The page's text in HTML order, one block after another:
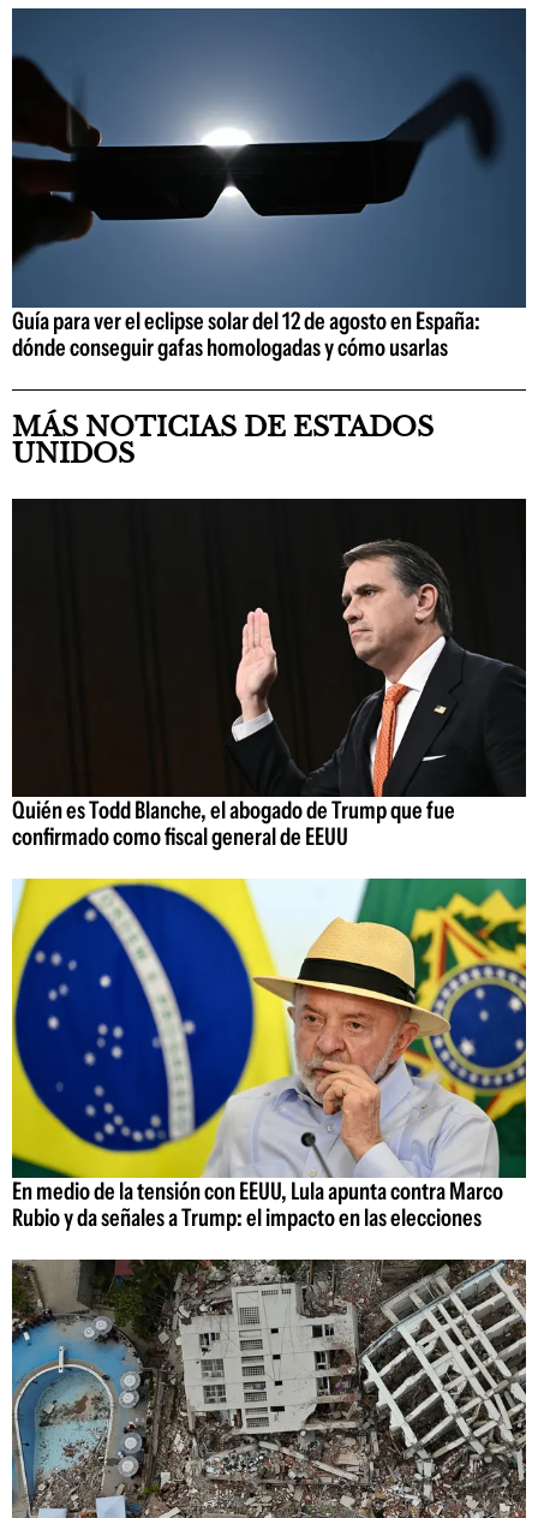
Guía para ver el eclipse solar del 12 de agosto en España:
dónde conseguir gafas homologadas y cómo usarlas
MÁS NOTICIAS DE ESTADOS
UNIDOS
Quién es Todd Blanche, el abogado de Trump que fue
confirmado como fiscal general de EEUU
En medio de la tensión con EEUU, Lula apunta contra Marco
Rubio y da señales a Trump: el impacto en las elecciones